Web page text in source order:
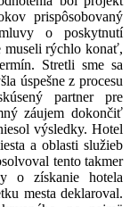
prispôsobovaný
o poskytnutí
museli rýchlo konať,
Stretli sme sa
úspešne z procesu
partner pre
záujem dokončiť
výsledky. Hotel
a oblasti služieb
tento takmer
o získanie hotela
mesta deklaroval.